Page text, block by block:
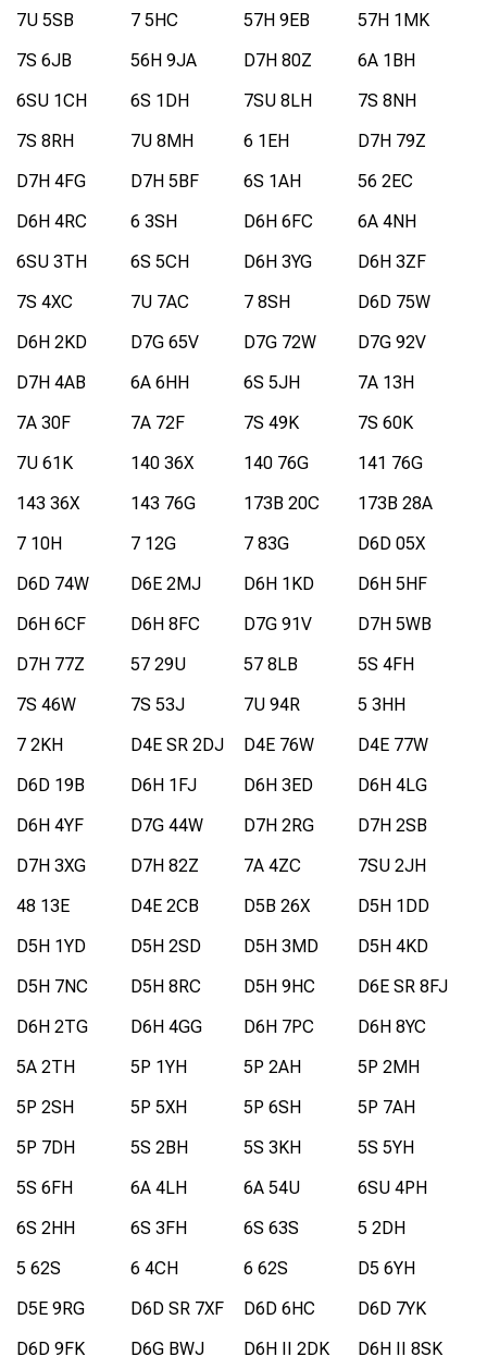
7U 5SB 7 5HC 57H 9EB
57H 1MK
7S 6JB
56H 9JA D7H 80Z
6A 1BH
6SU 1CH
6S 1DH 7SU 8LH
7S 8NH
7S 8RH
7U 8MH 6 1EH
D7H 79Z
D7H 4FG
D7H 5BF 6S 1AH
56 2EC
D6H 4RC
6 3SH D6H 6FC
6A 4NH
6SU 3TH
6S 5CH D6H 3YG
D6H 3ZF
7S 4XC
7U 7AC 7 8SH
D6D 75W
D6H 2KD
D7G 65V D7G 72W
D7G 92V
D7H 4AB
6A 6HH 6S 5JH
7A 13H
7A 30F
7A 72F 7S 49K
7S 60K
7U 61K
140 36X 140 76G
141 76G
143 36X
143 76G 173B 20C
173B 28A
7 10H
7 12G 7 83G
D6D 05X
D6D 74W
D6E 2MJ D6H 1KD
D6H 5HF
D6H 6CF
D6H 8FC D7G 91V
D7H 5WB
D7H 77Z
57 29U 57 8LB
5S 4FH
7S 46W
7S 53J 7U 94R
5 3HH
7 2KH
D4E SR 2DJ D4E 76W
D4E 77W
D6D 19B
D6H 1FJ D6H 3ED
D6H 4LG
D6H 4YF
D7G 44W D7H 2RG
D7H 2SB
D7H 3XG
D7H 82Z 7A 4ZC
7SU 2JH
48 13E
D4E 2CB D5B 26X
D5H 1DD
D5H 1YD
D5H 2SD D5H 3MD
D5H 4KD
D5H 7NC
D5H 8RC D5H 9HC
D6E SR 8FJ
D6H 2TG
D6H 4GG D6H 7PC
D6H 8YC
5A 2TH
5P 1YH 5P 2AH
5P 2MH
5P 2SH
5P 5XH 5P 6SH
5P 7AH
5P 7DH
5S 2BH 5S 3KH
5S 5YH
5S 6FH
6A 4LH 6A 54U
6SU 4PH
6S 2HH
6S 3FH 6S 63S
5 2DH
5 62S
6 4CH 6 62S
D5 6YH
D5E 9RG
D6D SR 7XF D6D 6HC
D6D 7YK
D6D 9FK
D6G BWJ D6H II 2DK D6H II 8SK